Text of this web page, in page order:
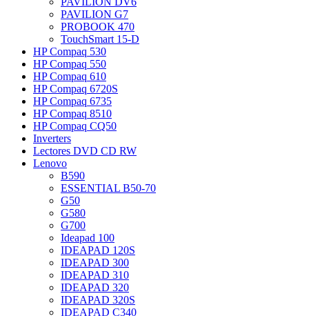
PAVILION G7
PROBOOK 470
TouchSmart 15-D
HP Compaq 530
HP Compaq 550
HP Compaq 610
HP Compaq 6720S
HP Compaq 6735
HP Compaq 8510
HP Compaq CQ50
Inverters
Lectores DVD CD RW
Lenovo
B590
ESSENTIAL B50-70
G50
G580
G700
Ideapad 100
IDEAPAD 120S
IDEAPAD 300
IDEAPAD 310
IDEAPAD 320
IDEAPAD 320S
IDEAPAD C340